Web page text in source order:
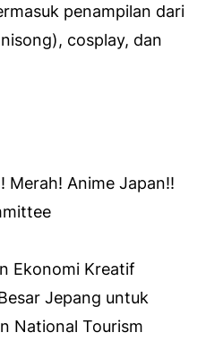
penampilan dari
cosplay, dan
Merah! Anime Japan!!
Ekonomi Kreatif
Jepang untuk
National Tourism